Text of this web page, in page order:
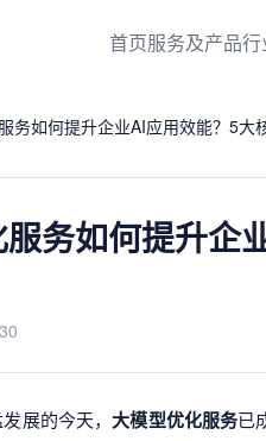
首页服务及产品行
务如何提升企业AI应用效能？5大
务如何提升企
展的今天， 大模型优化服务已